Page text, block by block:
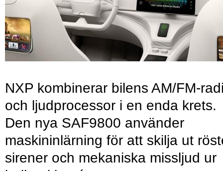
NXP kombinerar bilens AM/FM-
och ljudprocessor i en enda krets.
Den nya SAF9800 använder
maskininlärning för att skilja ut
sirener och mekaniska missljud ur